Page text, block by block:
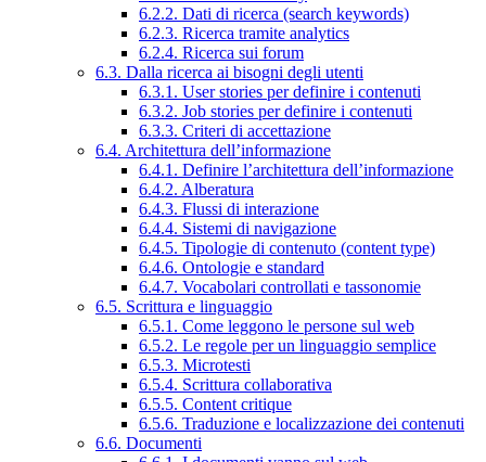
6.2.2. Dati di ricerca (search keywords)
6.2.3. Ricerca tramite analytics
6.2.4. Ricerca sui forum
6.3. Dalla ricerca ai bisogni degli utenti
6.3.1. User stories per definire i contenuti
6.3.2. Job stories per definire i contenuti
6.3.3. Criteri di accettazione
6.4. Architettura dell’informazione
6.4.1. Definire l’architettura dell’informazione
6.4.2. Alberatura
6.4.3. Flussi di interazione
6.4.4. Sistemi di navigazione
6.4.5. Tipologie di contenuto (content type)
6.4.6. Ontologie e standard
6.4.7. Vocabolari controllati e tassonomie
6.5. Scrittura e linguaggio
6.5.1. Come leggono le persone sul web
6.5.2. Le regole per un linguaggio semplice
6.5.3. Microtesti
6.5.4. Scrittura collaborativa
6.5.5. Content critique
6.5.6. Traduzione e localizzazione dei contenuti
6.6. Documenti